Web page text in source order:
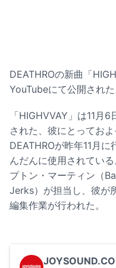
DEATHROの新曲「
YouTubeにて公開された
「HIGHVVAY」は11月
された、彼にとってお
DEATHROが昨年11月
んだんに使用されてい
プトン・マーティン（
Jerks）が担当し、彼が
編集作業が行われた。